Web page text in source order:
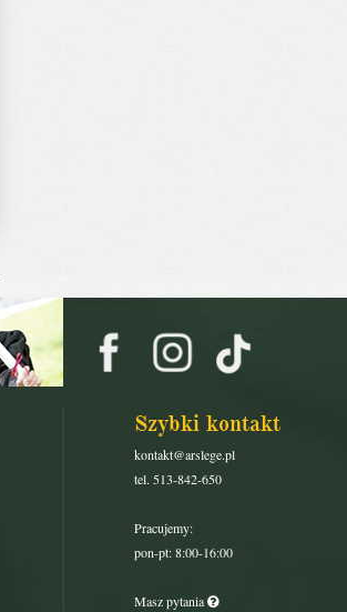
Szybki kontakt
kontakt@arslege.pl
tel. 513-842-650
Pracujemy:
pon-pt: 8:00-16:00
Masz pytania